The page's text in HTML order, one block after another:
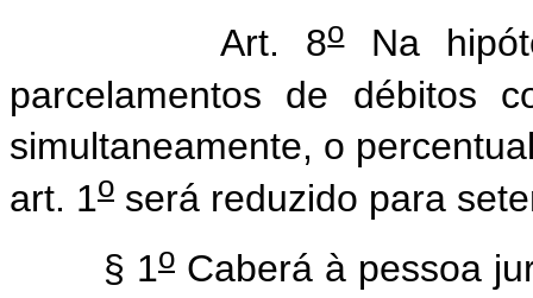
Art. 8oNa
parcelamentos de débitos
simultaneamente, o
art. 1o será reduzido para
§ 1o Caberá à pessoa